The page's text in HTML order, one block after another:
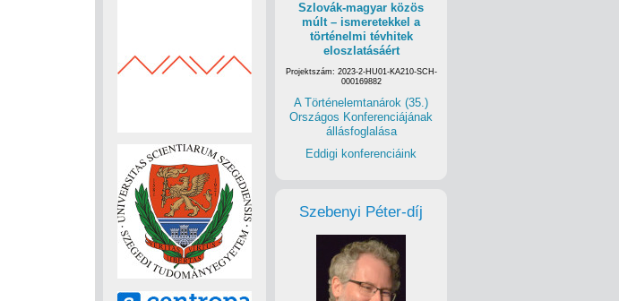
Szlovák-magyar közös
múlt – ismeretekkel a
történelmi tévhitek
eloszlatásáért
Projektszám: 2023-2-HU01-KA210-SCH-
000169882
A Történelemtanárok (35.)
Országos Konferenciájának
állásfoglalása
Eddigi konferenciáink
Szebenyi Péter-díj